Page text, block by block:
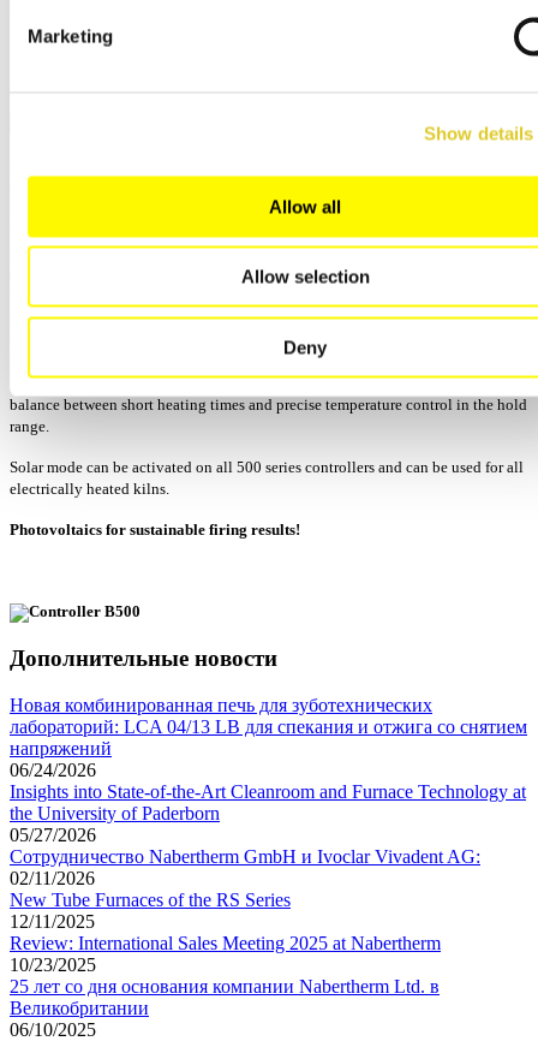
Marketing
Show details
Allow all
Allow selection
Deny
Our controllers including Solar Mode will be
kiln? Every controller in the 500 series can be switched to “Solar Mode” and
utilize electricity from photovoltaic systems with and without a battery. A
specially tuned control response ensures that the delayed switchover times of
solar storage systems are taken into account in the control system. As opposed
switching points, which reduces temperature overshoots. This produces more
uniform and improved firing results, especially with hold times. The "Solar
Mode" can be set so that the oscillation behavior of the controller for heating
ramps and hold times is considered separately. This ensures the best possible
balance between short heating times and precise temperature control in the hold
range.
Solar mode can be activated on all 500 series controllers and can be used for all
electrically heated kilns.
Photovoltaics for sustainable firing results!
Дополнительные новости
Новая комбинированная печь для зуботехнических
лабораторий: LCA 04/13 LB для спекания и отжига со снятием
напряжений
06/24/2026
Insights into State-of-the-Art Cleanroom and Furnace Technology at
the University of Paderborn
05/27/2026
Сотрудничество Nabertherm GmbH и Ivoclar Vivadent AG:
02/11/2026
New Tube Furnaces of the RS Series
12/11/2025
Review: International Sales Meeting 2025 at Nabertherm
10/23/2025
25 лет со дня основания компании Nabertherm Ltd. в
Великобритании
06/10/2025